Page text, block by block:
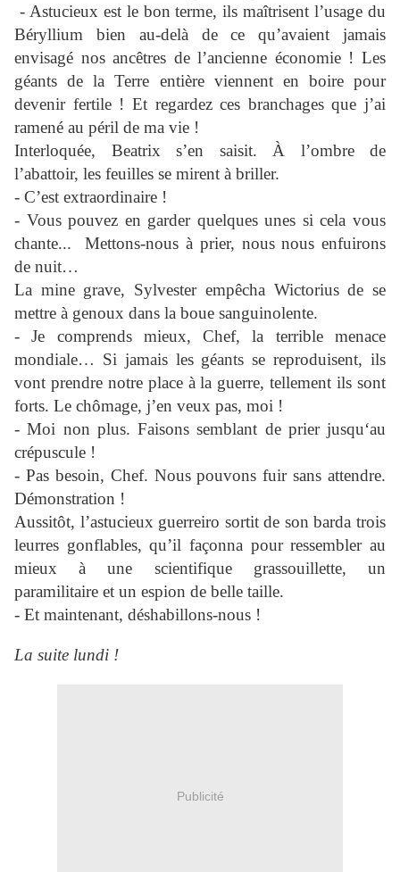
- Astucieux est le bon terme, ils maîtrisent l’usage du
Béryllium bien au-delà de ce qu’avaient jamais
envisagé nos ancêtres de l’ancienne économie ! Les
géants de la Terre entière viennent en boire pour
devenir fertile ! Et regardez ces branchages que j’ai
ramené au péril de ma vie !
Interloquée, Beatrix s’en saisit. À l’ombre de
l’abattoir, les feuilles se mirent à briller.
- C’est extraordinaire !
- Vous pouvez en garder quelques unes si cela vous
chante... Mettons-nous à prier, nous nous enfuirons
de nuit…
La mine grave, Sylvester empêcha Wictorius de se
mettre à genoux dans la boue sanguinolente.
- Je comprends mieux, Chef, la terrible menace
mondiale… Si jamais les géants se reproduisent, ils
vont prendre notre place à la guerre, tellement ils sont
forts. Le chômage, j’en veux pas, moi !
- Moi non plus. Faisons semblant de prier jusqu‘au
crépuscule !
- Pas besoin, Chef. Nous pouvons fuir sans attendre.
Démonstration !
Aussitôt, l’astucieux guerreiro sortit de son barda trois
leurres gonflables, qu’il façonna pour ressembler au
mieux à une scientifique grassouillette, un
paramilitaire et un espion de belle taille.
- Et maintenant, déshabillons-nous !
La suite lundi !
Publicité